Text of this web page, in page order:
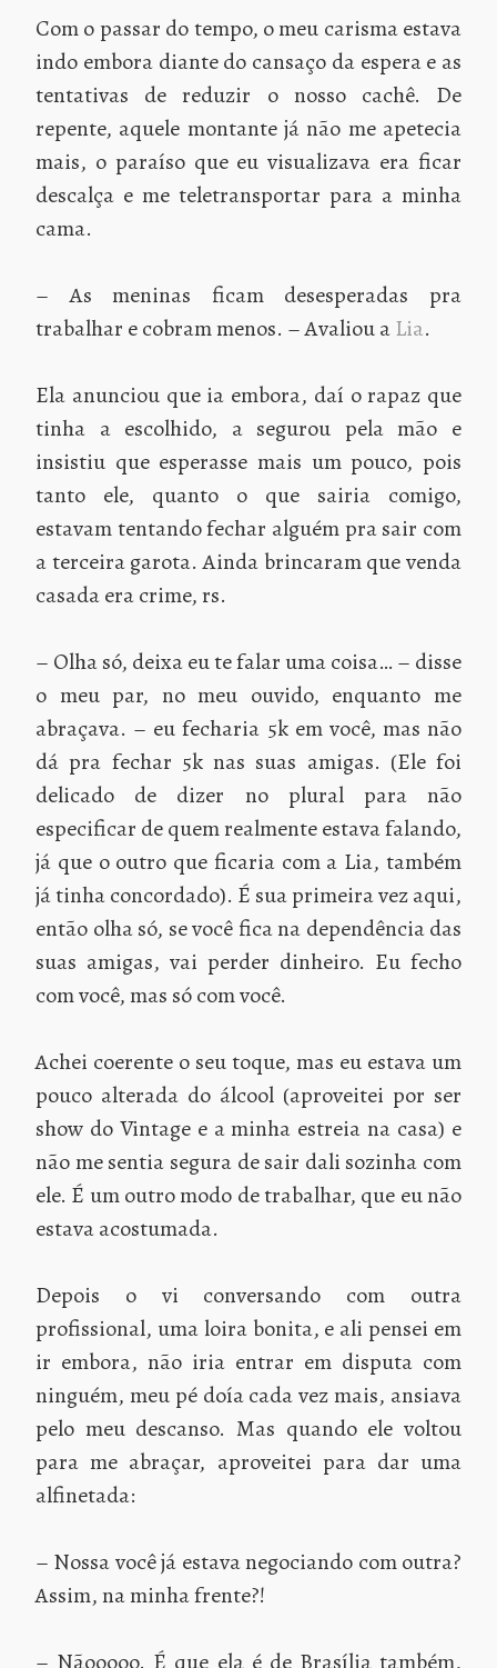
Com o passar do tempo, o meu carisma estava
indo embora diante do cansaço da espera e as
tentativas de reduzir o nosso cachê. De
repente, aquele montante já não me apetecia
mais, o paraíso que eu visualizava era ficar
descalça e me teletransportar para a minha
cama.
– As meninas ficam desesperadas pra
trabalhar e cobram menos. – Avaliou aLia.
Ela anunciou que ia embora, daí o rapaz que
tinha a escolhido, a segurou pela mão e
insistiu que esperasse mais um pouco, pois
tanto ele, quanto o que sairia comigo,
estavam tentando fechar alguém pra sair com
a terceira garota. Ainda brincaram que venda
casada era crime, rs.
– Olha só, deixa eu te falar uma coisa… – disse
o meu par, no meu ouvido, enquanto me
abraçava. – eu fecharia 5k em você, mas não
dá pra fechar 5k nas suas amigas. (Ele foi
delicado de dizer no plural para não
especificar de quem realmente estava falando,
já que o outro que ficaria com a Lia, também
já tinha concordado). É sua primeira vez aqui,
então olha só, se você fica na dependência das
suas amigas, vai perder dinheiro. Eu fecho
com você, mas só com você.
Achei coerente o seu toque, mas eu estava um
pouco alterada do álcool (aproveitei por ser
show do Vintage e a minha estreia na casa) e
não me sentia segura de sair dali sozinha com
ele. É um outro modo de trabalhar, que eu não
estava acostumada.
Depois o vi conversando com outra
profissional, uma loira bonita, e ali pensei em
ir embora, não iria entrar em disputa com
ninguém, meu pé doía cada vez mais, ansiava
pelo meu descanso. Mas quando ele voltou
para me abraçar, aproveitei para dar uma
alfinetada:
– Nossa você já estava negociando com outra?
Assim, na minha frente?!
– Nãooooo. É que ela é de Brasília também,